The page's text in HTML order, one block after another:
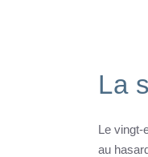
La
Le vingt-
au